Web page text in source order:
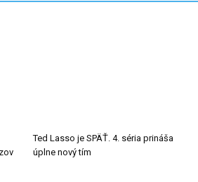
Ted Lasso je SPÄŤ. 4. séria prináša
úplne nový tím